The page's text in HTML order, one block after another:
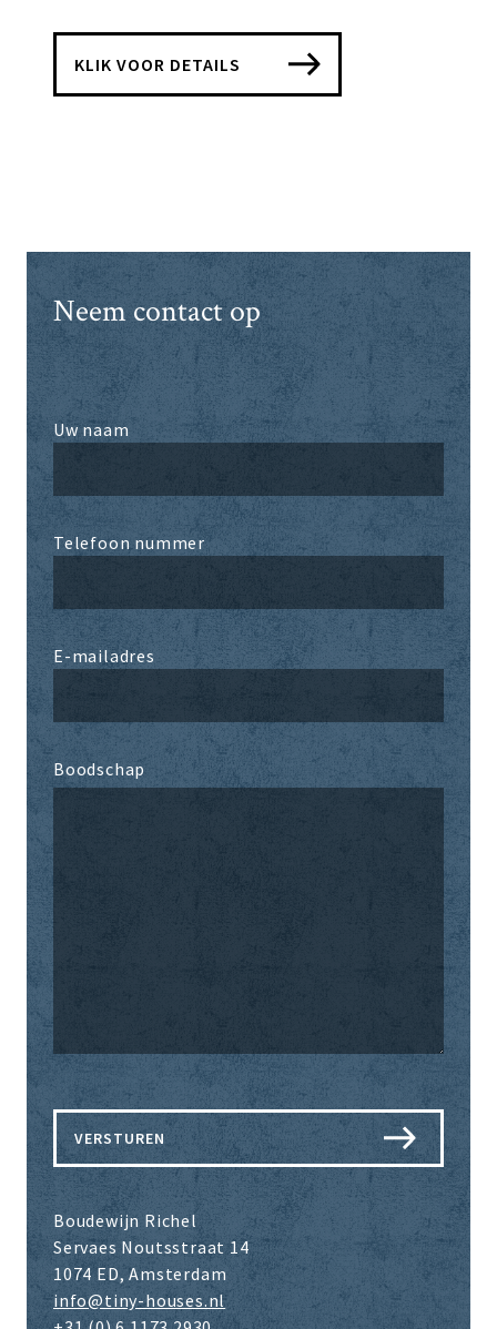
KLIK VOOR DETAILS
Neem contact op
Uw naam
Telefoon nummer
E-mailadres
Boodschap
Boudewijn Richel
Servaes Noutsstraat 14
1074 ED, Amsterdam
info@tiny-houses.nl